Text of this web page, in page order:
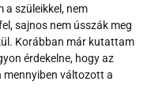
a szüleikkel, nem
sajnos nem ússzák meg
Korábban már kutattam
érdekelne, hogy az
mennyiben változott a